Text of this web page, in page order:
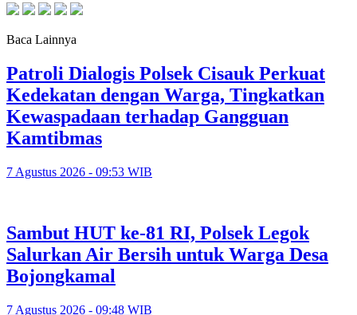
Baca Lainnya
Patroli Dialogis Polsek Cisauk Perkuat
Kedekatan dengan Warga, Tingkatkan
Kewaspadaan terhadap Gangguan
Kamtibmas
7 Agustus 2026 - 09:53 WIB
Sambut HUT ke-81 RI, Polsek Legok
Salurkan Air Bersih untuk Warga Desa
Bojongkamal
7 Agustus 2026 - 09:48 WIB